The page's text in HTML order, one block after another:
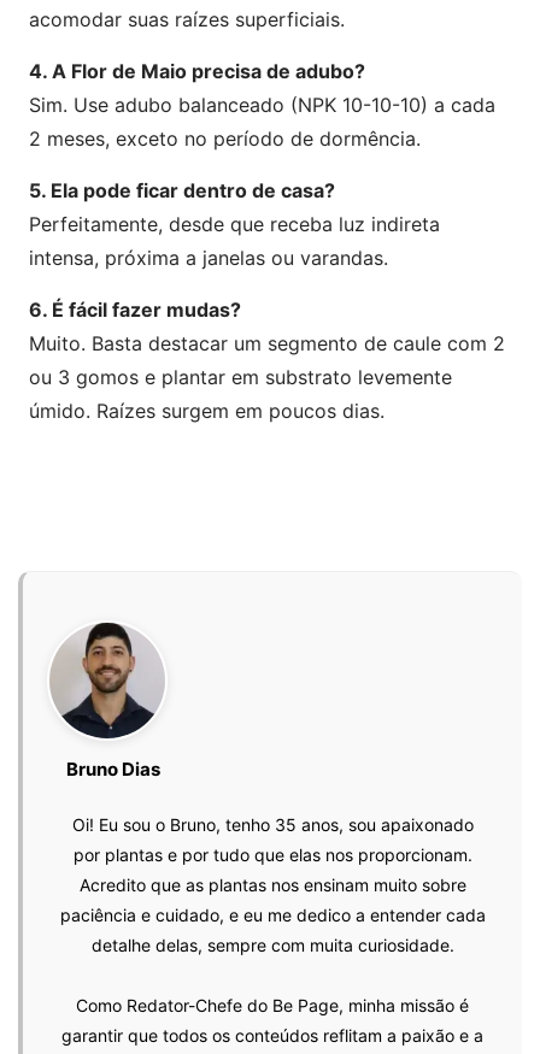
acomodar suas raízes superficiais.
4. A Flor de Maio precisa de adubo?
Sim. Use adubo balanceado (NPK 10-10-10) a cada
2 meses, exceto no período de dormência.
5. Ela pode ficar dentro de casa?
Perfeitamente, desde que receba luz indireta
intensa, próxima a janelas ou varandas.
6. É fácil fazer mudas?
Muito. Basta destacar um segmento de caule com 2
ou 3 gomos e plantar em substrato levemente
úmido. Raízes surgem em poucos dias.
Bruno Dias
Oi! Eu sou o Bruno, tenho 35 anos, sou apaixonado
por plantas e por tudo que elas nos proporcionam.
Acredito que as plantas nos ensinam muito sobre
paciência e cuidado, e eu me dedico a entender cada
detalhe delas, sempre com muita curiosidade.
Como Redator-Chefe do Be Page, minha missão é
garantir que todos os conteúdos reflitam a paixão e a